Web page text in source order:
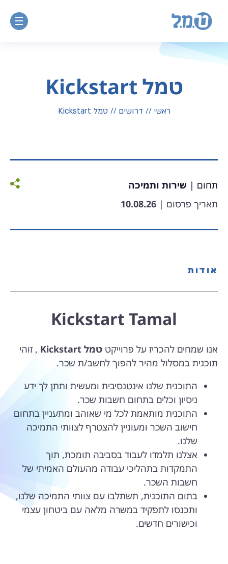
טמל Kickstart
ראשי // דרושים //טמל Kickstart
תחום | שירות ותמיכה
תאריך פרסום | 10.08.26
אודות
Kickstart Tamal
אנו שמחים להכריז על פרוייקט טמל Kickstart
, זוהי
תוכנית במסלול מהיר להפוך לחשב/ת שכר.
התוכנית שלנו אינטנסיבית ומעשית ותתן לך ידע
ניסיון וכלים בתחום חשבות שכר.
התוכנית מותאמת לכל מי שאוהב ומתעניין בתחום
חישוב השכר ומעוניין להצטרף לצוותי התמיכה
שלנו.
אצלנו תלמדו לעבוד בסביבה תומכת, תוך
התמקדות בתהליכי עבודה מהעולם האמיתי של
חשבות השכר.
בתום התוכנית, תשתלבו עם צוותי התמיכה שלנו,
ותכנסו לתפקיד במשרה מלאה עם ביטחון עצמי
וכישורים חדשים.